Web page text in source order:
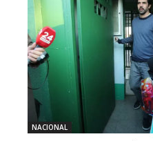
NACIONAL